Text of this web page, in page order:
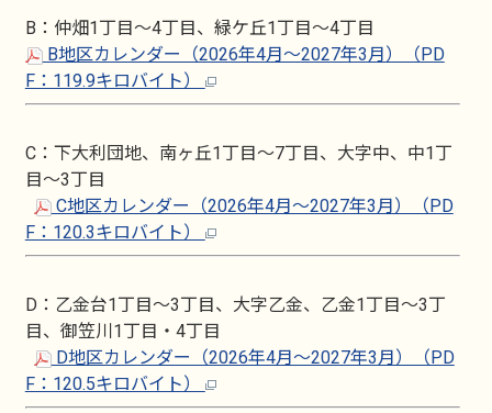
B：仲畑1丁目～4丁目、緑ケ丘1丁目～4丁目
B地区カレンダー（2026年4月～2027年3月）（PD
F：119.9キロバイト）
C：下大利団地、南ヶ丘1丁目～7丁目、大字中、中1丁
目～3丁目
C地区カレンダー（2026年4月～2027年3月）（PD
F：120.3キロバイト）
D：乙金台1丁目～3丁目、大字乙金、乙金1丁目～3丁
目、御笠川1丁目・4丁目
D地区カレンダー（2026年4月～2027年3月）（PD
F：120.5キロバイト）